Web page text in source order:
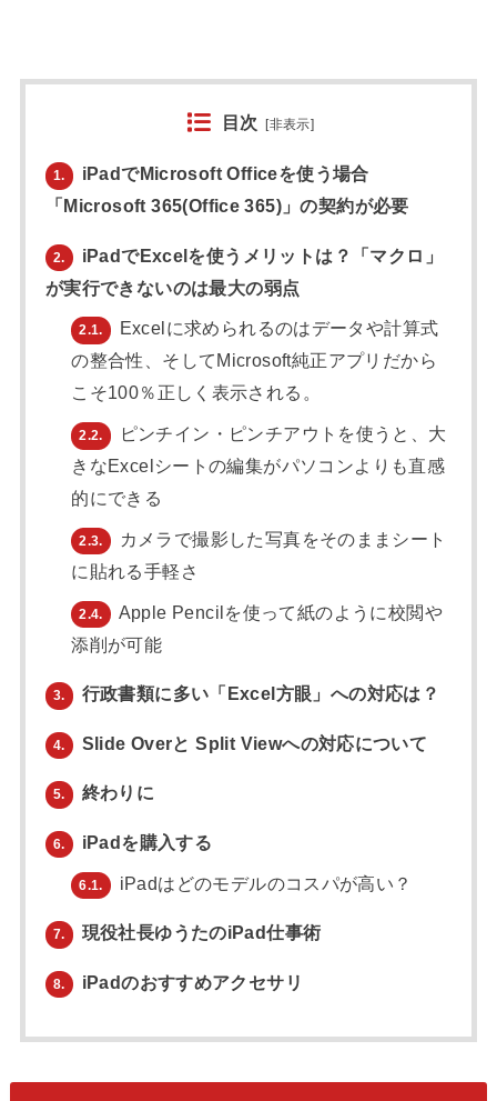
目次 [非表示]
1.
iPadでMicrosoft Officeを使う場合
「Microsoft 365(Office 365)」の契約が必要
2.
iPadでExcelを使うメリットは？「マクロ」
が実行できないのは最大の弱点
2.1.
Excelに求められるのはデータや計算式
の整合性、そしてMicrosoft純正アプリだから
こそ100％正しく表示される。
2.2.
ピンチイン・ピンチアウトを使うと、大
きなExcelシートの編集がパソコンよりも直感
的にできる
2.3.
カメラで撮影した写真をそのままシート
に貼れる手軽さ
2.4.
Apple Pencilを使って紙のように校閲や
添削が可能
3. 行政書類に多い「Excel方眼」への対応は？
4. Slide Overと Split Viewへの対応について
5. 終わりに
6. iPadを購入する
6.1. iPadはどのモデルのコスパが高い？
7. 現役社長ゆうたのiPad仕事術
8. iPadのおすすめアクセサリ